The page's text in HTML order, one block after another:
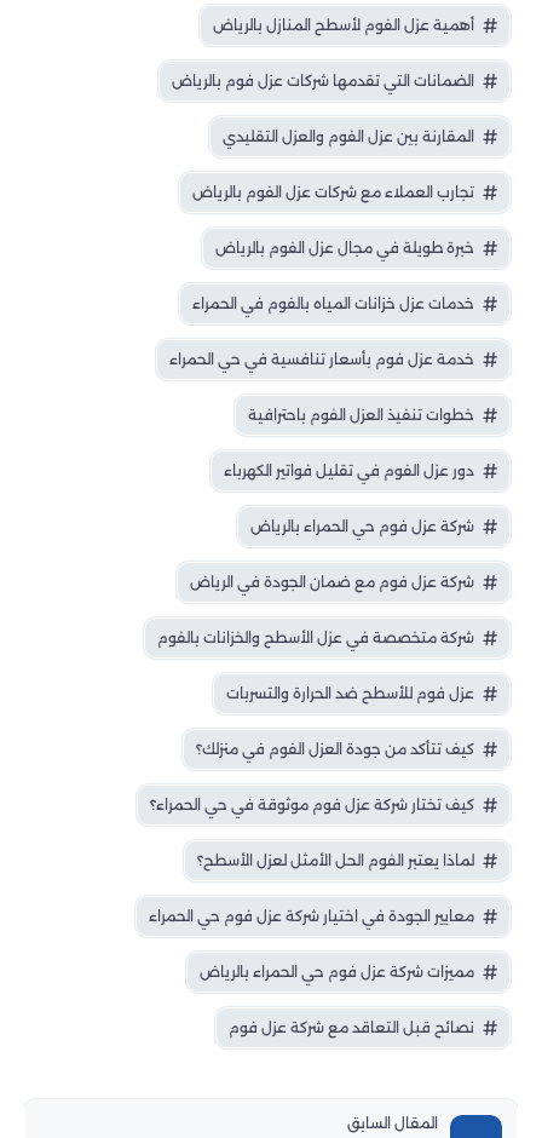
أهمية عزل الفوم لأسطح المنازل بالرياض
الضمانات التي تقدمها شركات عزل فوم بالرياض
المقارنة بين عزل الفوم والعزل التقليدي
تجارب العملاء مع شركات عزل الفوم بالرياض
خبرة طويلة في مجال عزل الفوم بالرياض
خدمات عزل خزانات المياه بالفوم في الحمراء
خدمة عزل فوم بأسعار تنافسية في حي الحمراء
خطوات تنفيذ العزل الفوم باحترافية
دور عزل الفوم في تقليل فواتير الكهرباء
شركة عزل فوم حي الحمراء بالرياض
شركة عزل فوم مع ضمان الجودة في الرياض
شركة متخصصة في عزل الأسطح والخزانات بالفوم
عزل فوم للأسطح ضد الحرارة والتسربات
كيف تتأكد من جودة العزل الفوم في منزلك؟
كيف تختار شركة عزل فوم موثوقة في حي الحمراء؟
لماذا يعتبر الفوم الحل الأمثل لعزل الأسطح؟
معايير الجودة في اختيار شركة عزل فوم حي الحمراء
مميزات شركة عزل فوم حي الحمراء بالرياض
نصائح قبل التعاقد مع شركة عزل فوم
المقال السابق